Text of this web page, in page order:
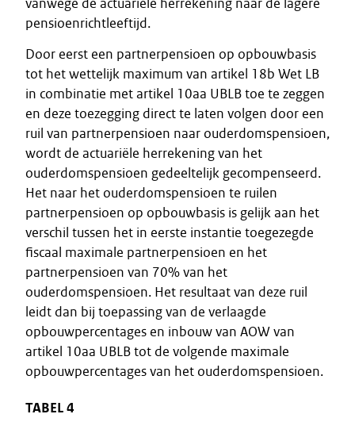
vanwege de actuariële herrekening naar de lagere
pensioenrichtleeftijd.
Door eerst een partnerpensioen op opbouwbasis
tot het wettelijk maximum van artikel 18b Wet LB
in combinatie met artikel 10aa UBLB toe te zeggen
en deze toezegging direct te laten volgen door een
ruil van partnerpensioen naar ouderdomspensioen,
wordt de actuariële herrekening van het
ouderdomspensioen gedeeltelijk gecompenseerd.
Het naar het ouderdomspensioen te ruilen
partnerpensioen op opbouwbasis is gelijk aan het
verschil tussen het in eerste instantie toegezegde
fiscaal maximale partnerpensioen en het
partnerpensioen van 70% van het
ouderdomspensioen. Het resultaat van deze ruil
leidt dan bij toepassing van de verlaagde
opbouwpercentages en inbouw van AOW van
artikel 10aa UBLB tot de volgende maximale
opbouwpercentages van het ouderdomspensioen.
TABEL 4